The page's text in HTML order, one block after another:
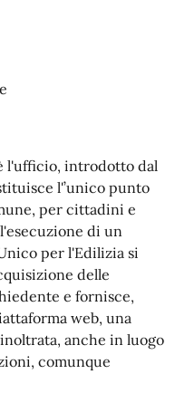
l'ufficio, introdotto dal
l'’unico punto
per cittadini e
di un
per l'Edilizia si
delle
e fornisce,
web, una
anche in luogo
comunque